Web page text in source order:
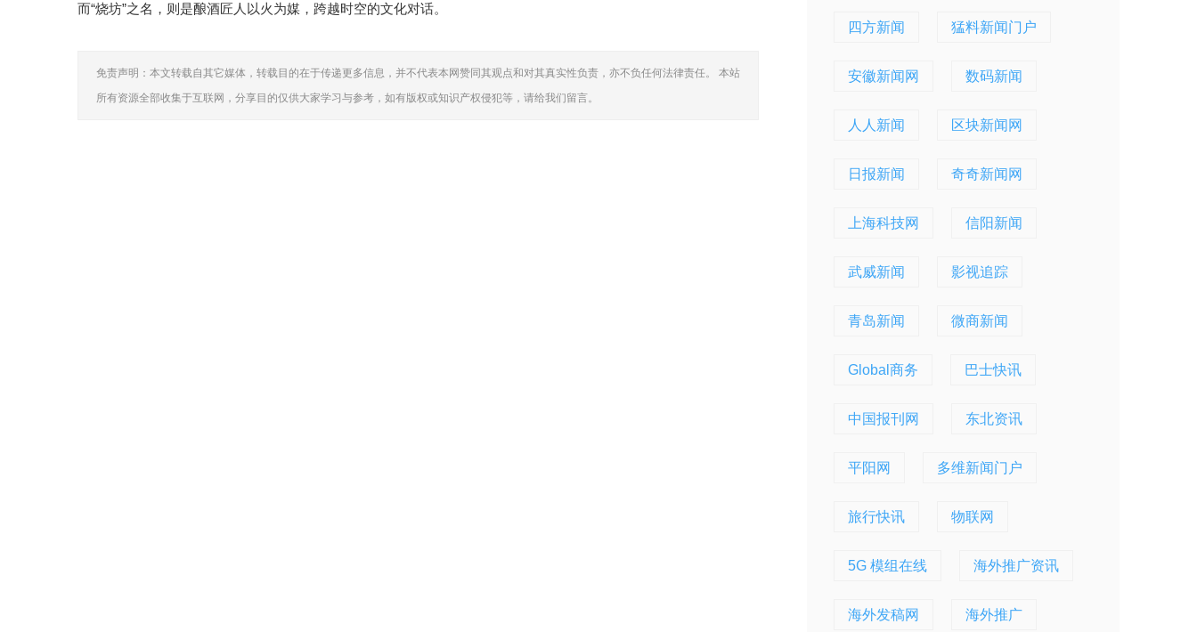
而“烧坊”之名，则是酿酒匠人以火为媒，跨越时空的文化对话。
免责声明：本文转载自其它媒体，转载目的在于传递更多信息，并不代表本网赞同其观点和对其真实性负责，亦不负任何法律责任。 本站
所有资源全部收集于互联网，分享目的仅供大家学习与参考，如有版权或知识产权侵犯等，请给我们留言。
四方新闻 猛料新闻门户
安徽新闻网 数码新闻
人人新闻 区块新闻网
日报新闻 奇奇新闻网
上海科技网 信阳新闻
武威新闻 影视追踪
青岛新闻 微商新闻
Global商务 巴士快讯
中国报刊网 东北资讯
平阳网 多维新闻门户
旅行快讯 物联网
5G 模组在线 海外推广资讯
海外发稿网 海外推广